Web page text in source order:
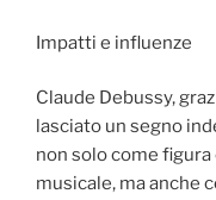
Impatti e influenze
Claude Debussy,
lasciato un segno
non solo come
musicale, ma anche